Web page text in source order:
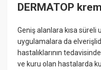
DERMATOP
Geniş alanlara kısa
uygulamalara da
hastalıklarının
ve kuru olan hastalarda